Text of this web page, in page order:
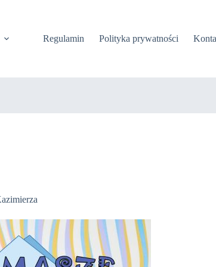
Regulamin Polityka prywatności